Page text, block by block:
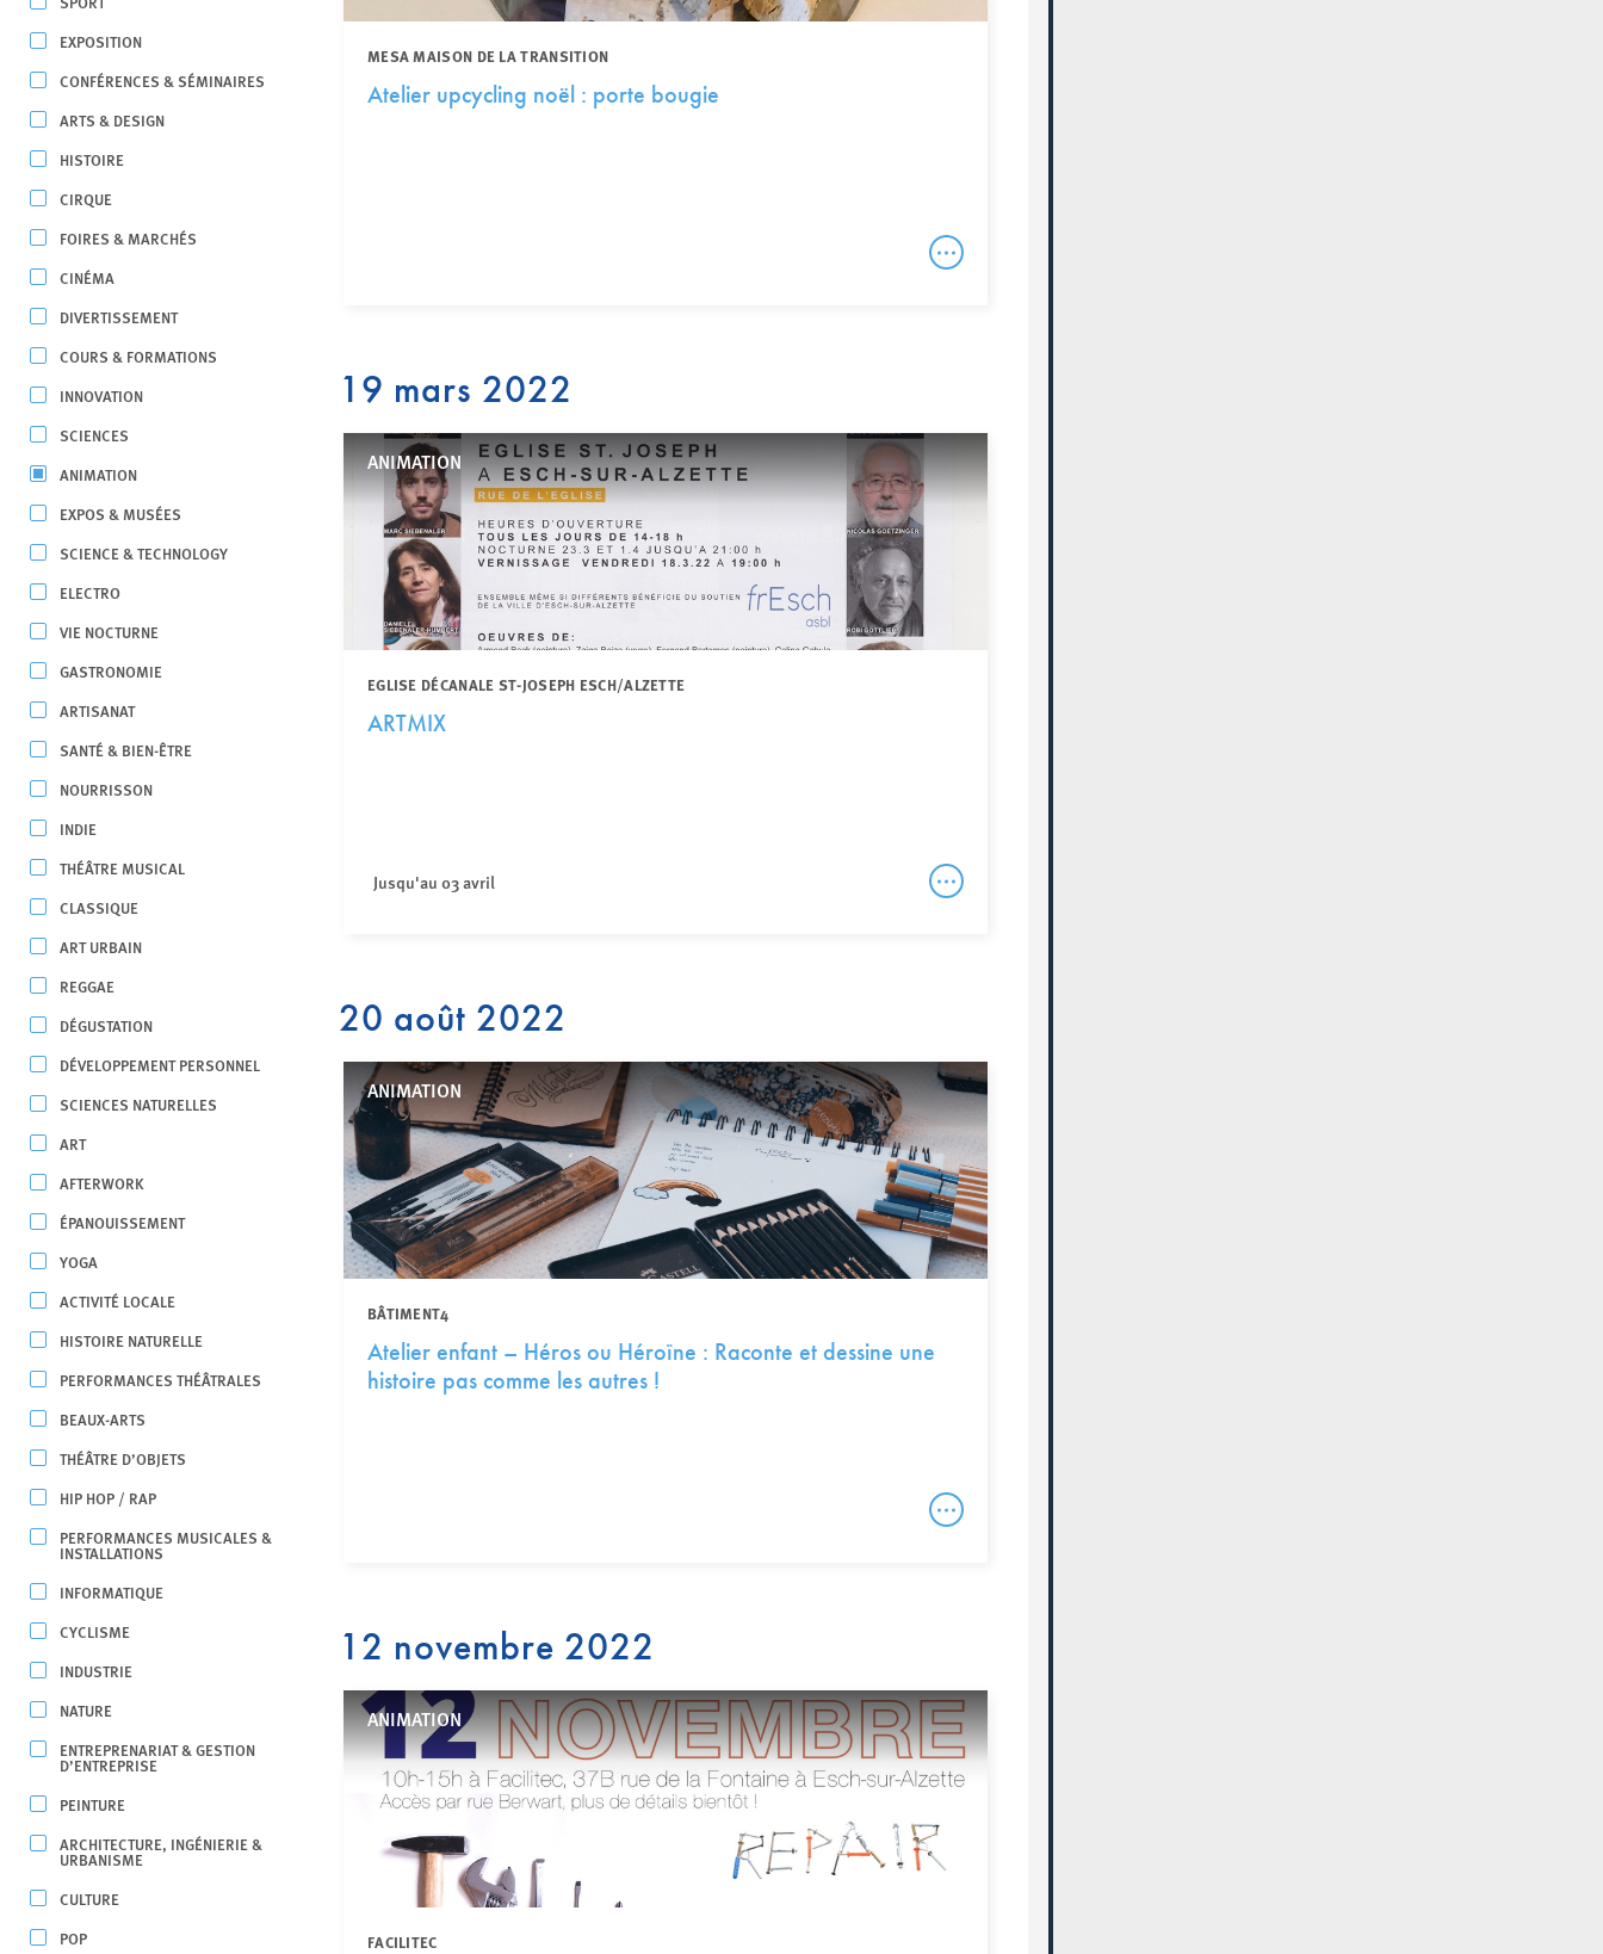
EXPOSITION
CONFÉRENCES & SÉMINAIRES
ARTS & DESIGN
HISTOIRE
CIRQUE
FOIRES & MARCHÉS
CINÉMA
DIVERTISSEMENT
COURS & FORMATIONS
INNOVATION
SCIENCES
ANIMATION
EXPOS & MUSÉES
SCIENCE & TECHNOLOGY
ELECTRO
VIE NOCTURNE
GASTRONOMIE
ARTISANAT
SANTÉ & BIEN-ÊTRE
NOURRISSON
INDIE
THÉÂTRE MUSICAL
CLASSIQUE
ART URBAIN
REGGAE
DÉGUSTATION
DÉVELOPPEMENT PERSONNEL
SCIENCES NATURELLES
ART
AFTERWORK
ÉPANOUISSEMENT
YOGA
ACTIVITÉ LOCALE
HISTOIRE NATURELLE
PERFORMANCES THÉÂTRALES
BEAUX-ARTS
THÉÂTRE D’OBJETS
HIP HOP / RAP
PERFORMANCES MUSICALES &
INSTALLATIONS
INFORMATIQUE
CYCLISME
INDUSTRIE
NATURE
ENTREPRENARIAT & GESTION
D’ENTREPRISE
PEINTURE
ARCHITECTURE, INGÉNIERIE &
URBANISME
CULTURE
POP
MESA MAISON DE LA TRANSITION
Atelier upcycling noël : porte bougie
19 mars 2022
ANIMATION
EGLISE DÉCANALE ST-JOSEPH ESCH/ALZETTE
ARTMIX
Jusqu'au 03 avril
20 août 2022
ANIMATION
BÂTIMENT4
Atelier enfant – Héros ou Héroïne : Raconte et dessine une
histoire pas comme les autres !
12 novembre 2022
ANIMATION
FACILITEC